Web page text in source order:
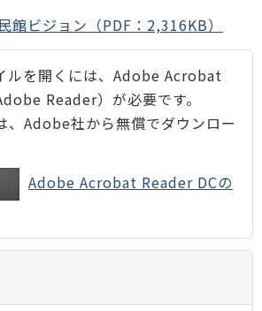
館ビジョン（PDF：2,316KB）
ルを開くには、Adobe Acrobat
Reader）が必要です。
、Adobe社から無償でダウンロー
Adobe Acrobat Reader DCの